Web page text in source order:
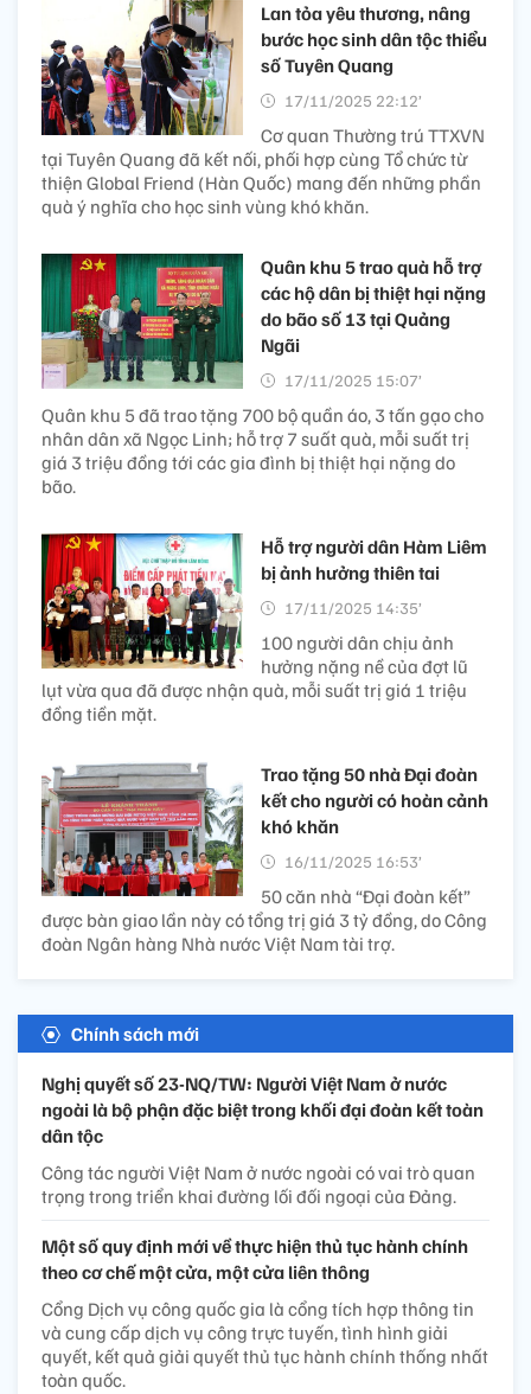
Lan tỏa yêu thương, nâng
bước học sinh dân tộc thiểu
số Tuyên Quang
17/11/2025 22:12’
Cơ quan Thường trú TTXVN
tại Tuyên Quang đã kết nối, phối hợp cùng Tổ chức từ
thiện Global Friend (Hàn Quốc) mang đến những phần
quà ý nghĩa cho học sinh vùng khó khăn.
Quân khu 5 trao quà hỗ trợ
các hộ dân bị thiệt hại nặng
do bão số 13 tại Quảng
Ngãi
17/11/2025 15:07’
Quân khu 5 đã trao tặng 700 bộ quần áo, 3 tấn gạo cho
nhân dân xã Ngọc Linh; hỗ trợ 7 suất quà, mỗi suất trị
giá 3 triệu đồng tới các gia đình bị thiệt hại nặng do
bão.
Hỗ trợ người dân Hàm Liêm
bị ảnh hưởng thiên tai
17/11/2025 14:35’
100 người dân chịu ảnh
hưởng nặng nề của đợt lũ
lụt vừa qua đã được nhận quà, mỗi suất trị giá 1 triệu
đồng tiền mặt.
Trao tặng 50 nhà Đại đoàn
kết cho người có hoàn cảnh
khó khăn
16/11/2025 16:53’
50 căn nhà “Đại đoàn kết”
được bàn giao lần này có tổng trị giá 3 tỷ đồng, do Công
đoàn Ngân hàng Nhà nước Việt Nam tài trợ.
Chính sách mới
Nghị quyết số 23-NQ/TW: Người Việt Nam ở nước
ngoài là bộ phận đặc biệt trong khối đại đoàn kết toàn
dân tộc
Công tác người Việt Nam ở nước ngoài có vai trò quan
trọng trong triển khai đường lối đối ngoại của Đảng.
Một số quy định mới về thực hiện thủ tục hành chính
theo cơ chế một cửa, một cửa liên thông
Cổng Dịch vụ công quốc gia là cổng tích hợp thông tin
và cung cấp dịch vụ công trực tuyến, tình hình giải
quyết, kết quả giải quyết thủ tục hành chính thống nhất
toàn quốc.